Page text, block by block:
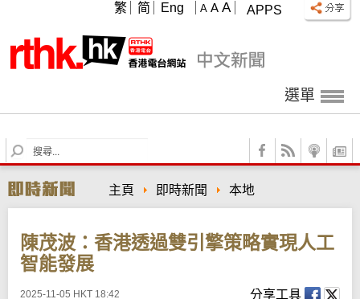
APPS
A A A
繁 简 Eng
選單
S
e
r
c
主頁 即時新聞 本地
陳茂波：香港透過雙引擎策略實現人工
智能發展
2025-11-05 HKT 18:42 分享工具